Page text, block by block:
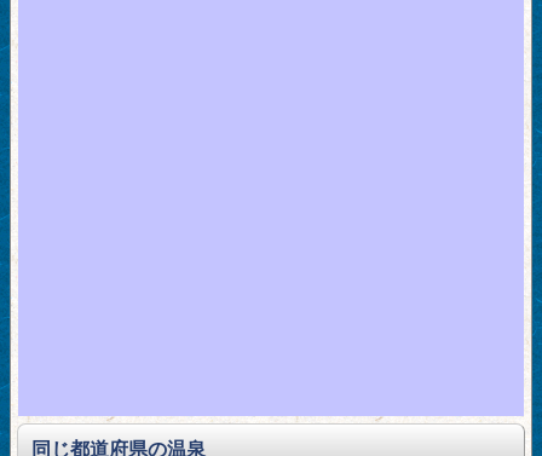
同じ都道府県の温泉